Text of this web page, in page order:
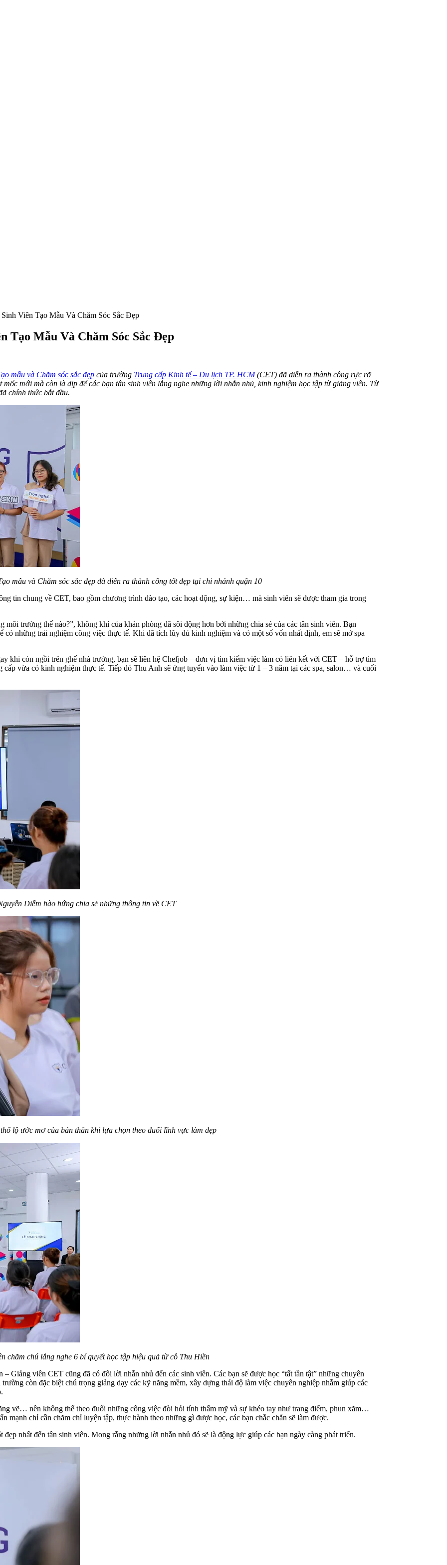
Viên Tạo Mẫu Và Chăm Sóc Sắc Đẹp
Tạo Mẫu Và Chăm Sóc Sắc Đẹp
mẫu và Chăm sóc sắc đẹp của trường Trung cấp Kinh tế – Du lịch TP. HCM(CET) đã diễn ra thành công rực rỡ
mới mà còn là dịp để các bạn tân sinh viên lắng nghe những lời nhắn nhủ, kinh nghiệm học tập từ giảng viên. Từ
chính thức bắt đầu.
mẫu và Chăm sóc sắc đẹp đã diễn ra thành công tốt đẹp tại chi nhánh quận 10
tin chung về CET, bao gồm chương trình đào tạo, các hoạt động, sự kiện… mà sinh viên sẽ được tham gia trong
trường thế nào?”, không khí của khán phòng đã sôi động hơn bởi những chia sẻ của các tân sinh viên. Bạn
những trải nghiệm công việc thực tế. Khi đã tích lũy đủ kinh nghiệm và có một số vốn nhất định, em sẽ mở spa
khi còn ngồi trên ghế nhà trường, bạn sẽ liên hệ Chefjob – đơn vị tìm kiếm việc làm có liên kết với CET – hỗ trợ tìm
vừa có kinh nghiệm thực tế. Tiếp đó Thu Anh sẽ ứng tuyển vào làm việc từ 1 – 3 năm tại các spa, salon… và cuối
Diễm hào hứng chia sẻ những thông tin về CET
lộ ước mơ của bản thân khi lựa chọn theo đuổi lĩnh vực làm đẹp
chăm chú lắng nghe 6 bí quyết học tập hiệu quả từ cô Thu Hiền
Giảng viên CET cũng đã có đôi lời nhắn nhủ đến các sinh viên. Các bạn sẽ được học “tất tần tật” những chuyên
còn đặc biệt chú trọng giảng dạy các kỹ năng mềm, xây dựng thái độ làm việc chuyên nghiệp nhằm giúp các
vẽ… nên không thể theo đuổi những công việc đòi hỏi tính thẩm mỹ và sự khéo tay như trang điểm, phun xăm…
mạnh chỉ cần chăm chỉ luyện tập, thực hành theo những gì được học, các bạn chắc chắn sẽ làm được.
nhất đến tân sinh viên. Mong rằng những lời nhắn nhủ đó sẽ là động lực giúp các bạn ngày càng phát triển.